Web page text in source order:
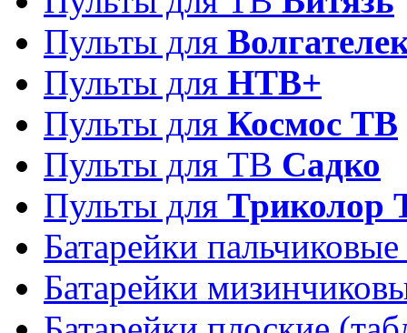
Пульты для
Пульты для НТВ+
Пульты для Космос ТВ
Пульты для ТВ Садко
Пульты для Триколор
Батарейки
Батарейки